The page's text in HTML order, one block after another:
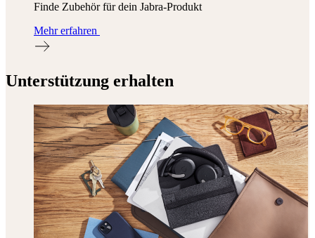
Finde Zubehör für dein Jabra-Produkt
Mehr erfahren
Unterstützung erhalten